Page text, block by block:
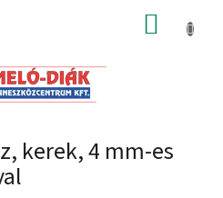
KOSÁR
kerek, 4 mm-es